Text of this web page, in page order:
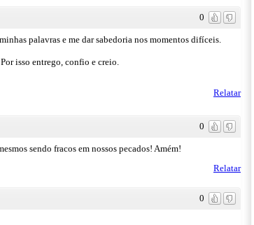
0
palavras e me dar sabedoria nos momentos difíceis.
isso entrego, confio e creio.
Relatar
0
sendo fracos em nossos pecados! Amém!
Relatar
0